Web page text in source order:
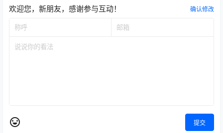
欢迎您，新朋友，感谢参与互动！ 确认修改
提交